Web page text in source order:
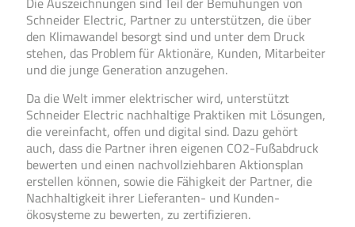
Schneider Electric, Partner zu unterstützen, die über
den Klima­wandel besorgt sind und unter dem Druck
stehen, das Problem für Aktionäre, Kunden, Mit­arbeiter
und die junge Generation anzu­gehen.
Da die Welt immer elektrischer wird, unter­stützt
Schneider Electric nach­haltige Praktiken mit Lösungen,
die verein­facht, offen und digital sind. Dazu gehört
auch, dass die Partner ihren eigenen CO2-Fuß­abdruck
bewerten und einen nach­voll­zieh­baren Aktions­plan
erstellen können, sowie die Fähig­keit der Partner, die
Nach­haltig­keit ihrer Lieferanten- und Kunden­
ökosysteme zu bewerten, zu zertifizieren.